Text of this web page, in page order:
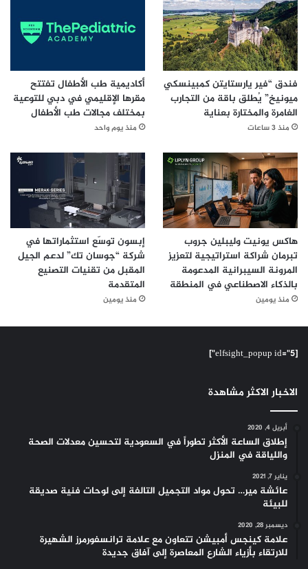
فندق “فير يارستايتن كمبينسكي
ميونيخ” يُطلق باقة من التجارب
الغامرة والمختارة بعناية
منذ 3 ساعات
أكاديمية طب الأطفال تفتتح
مقرها الإقليمي في دبي للتوعية
بمختلف مجالات طب الأطفال
منذ يوم واحد
هاكس يونيت وليبلين جروب
تبرمان شراكة استراتيجية لتعزيز
المرونة السيبرانية المدعومة
بالذكاء الاصطناعي في المنطقة
منذ يومين
إبسون توسّع استثماراتها في
شركة “جوسان تك” لدعم الجيل
المقبل من تقنيات التصنيع
المتقدمة
منذ يومين
[elfsight_popup id="5"]
الاخبار الاكثر مشاهدة
أبريل 4, 2020
إطلاق الساعة الأكثر تطوراً في السعودية لتحسين معدلات الصحة
واللياقة في المنزل
يناير 7, 2021
عائشة مير… تحول مواد التجميل التالفة إلى لوحات فنية صديقة
للبيئة
ديسمبر 28, 2020
علامة كينجس أمبيشن تتعاون مع علامة ترانسفورمرز الشهيرة
للارتقاء بأزياء الشارع المعاصرة إلى آفاق جديدة